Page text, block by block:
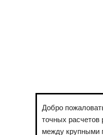
Добро
точных расчетов
между крупными